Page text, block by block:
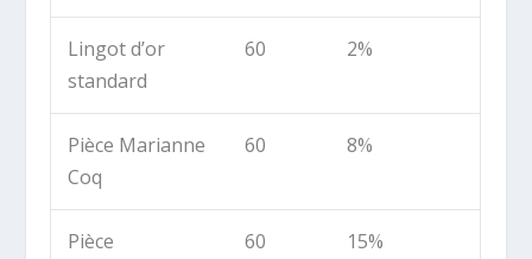
Lingot d’or
standard
60 2%
Pièce Marianne
Coq
60 8%
Pièce
60 15%